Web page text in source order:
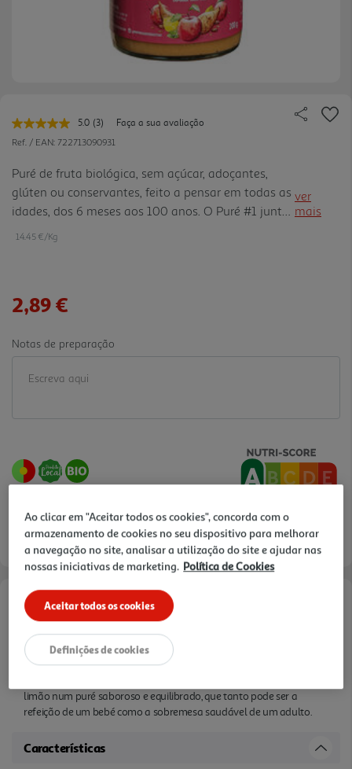
5.0 Leu
3
Link
para
a
página.
(3)
Faça a sua avaliação
Ref. / EAN: 722713090931
Puré de fruta biológica, sem açúcar, adoçantes,
glúten ou conservantes, feito a pensar em todas as
idades, dos 6 meses aos 100 anos. O Puré #1 junta
maçã, batata-doce, aveia, tâmara e limão num
ver
mais
14.45 €/Kg
2,89 €
Notas de preparação
Informações de Marketing
Puré de fruta biológica, sem açúcar, adoçantes, glúten ou
conservantes, feito a pensar em todas as idades, dos 6 meses aos
limão num puré saboroso e equilibrado, que tanto pode ser a
refeição de um bebé como a sobremesa saudável de um adulto.
Características
Ao clicar em "Aceitar todos os cookies", concorda com o
armazenamento de cookies no seu dispositivo para melhorar
a navegação no site, analisar a utilização do site e ajudar nas
nossas iniciativas de marketing. Política de Cookies
Aceitar todos os cookies
Definições de cookies